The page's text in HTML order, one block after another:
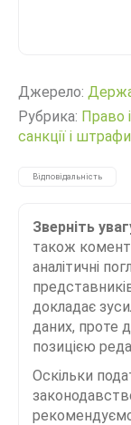
Джерело:
Рубрика: Право
санкції і штрафи
Відповідальність
Зверніть
також
аналітичні
докладає
даних, проте
позицією
Оскільки